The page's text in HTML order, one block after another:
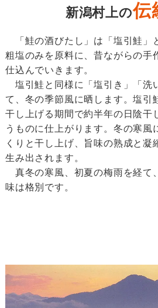
新潟村上の伝
「鮭の酒びたし」は「塩引鮭」
粗塩のみを原料に、昔ながらの手
仕込んでいきます。
塩引鮭と同様に「塩引き」「洗
て、冬の季節風に晒します。塩引
干し上げる期間で約半年の日陰干
うものに仕上がります。冬の寒風
くりと干し上げ、旨味の熟成と凝
生み出されます。
真冬の寒風、初夏の梅雨を経て
味は格別です。